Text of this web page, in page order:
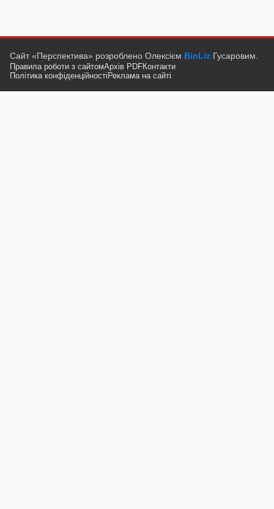
Сайт «Перспектива» розроблено Олексієм BinLiz Гусаровим.
Правила роботи з сайтомАрхів PDFКонтакти
Політика конфіденційності Реклама на сайті